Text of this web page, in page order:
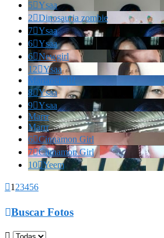
5Ysaa
2Dinosauria zombie
7Ysaa
6Ysaa
6Newgirl
12Ysaa
Marianella!!!
8Ysaa
9Ysaa
Marrr
Marrr
6Cinnamon Girl
7Cinnamon Girl
10Yeem
1 23456
Buscar Fotos